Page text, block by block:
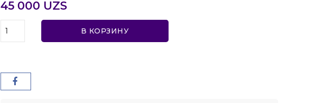
45 000 UZS
В КОРЗИНУ